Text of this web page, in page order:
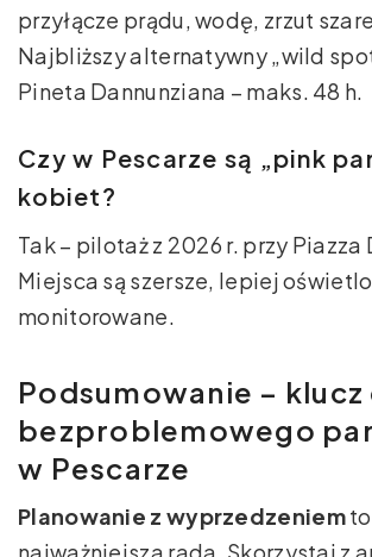
przyłącze prądu, wodę, zrzut
Najbliższy alternatywny „wild
Pineta Dannunziana – maks. 48 h.
Czy w Pescarze są „pink
kobiet?
Tak – pilotaż z 2026 r. przy Piazza
Miejsca są szersze, lepiej
monitorowane.
Podsumowanie – klucz
bezproblemowego
w Pescarze
Planowanie z wyprzedzeniemto